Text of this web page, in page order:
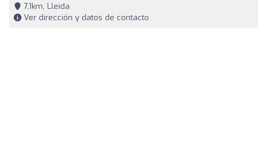
7,1km, Lleida
Ver dirección y datos de contacto